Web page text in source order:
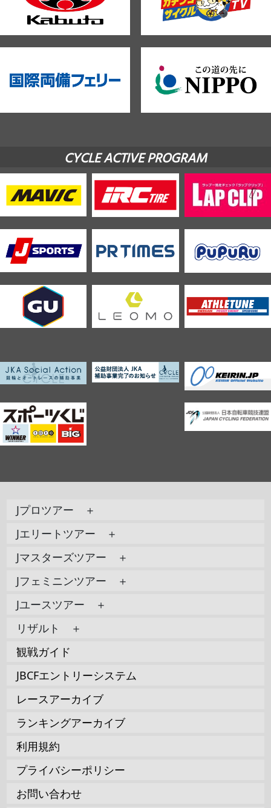
CYCLE ACTIVE PROGRAM
Jプロツアー ＋
Jエリートツアー ＋
Jマスターズツアー ＋
Jフェミニンツアー ＋
Jユースツアー ＋
リザルト ＋
観戦ガイド
JBCFエントリーシステム
レースアーカイブ
ランキングアーカイブ
利用規約
プライバシーポリシー
お問い合わせ